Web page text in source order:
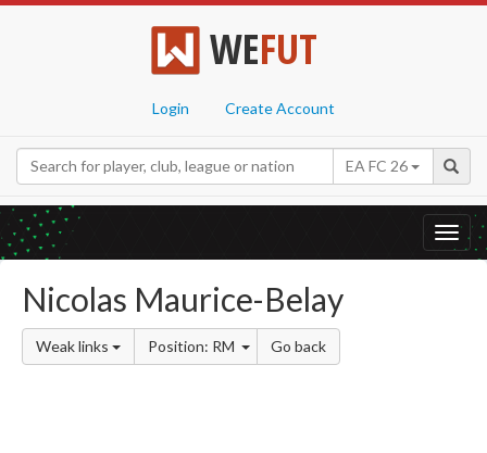
WEFUT
Login Create Account
EA FC 26
Nicolas Maurice-Belay
Weak links Position: RM Go back